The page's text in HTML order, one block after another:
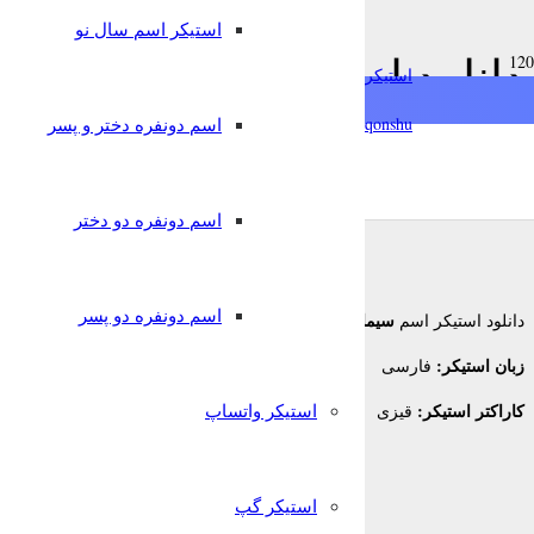
استیکرساز
qonshu@
استیکر اسم سال نو
اسم دونفره دختر و پسر
اسم دونفره دو دختر
اسم دونفره دو پسر
استیکر واتساپ
استیکر گپ
دانلود استیکر اسم سیما
دانلود استیکر اسم سیما
زبان استیکر: فارسی
کاراکتر استیکر: قیزی